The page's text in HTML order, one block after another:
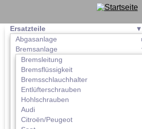
Ersatzteile
Abgasanlage
Bremsanlage
Bremsleitung
Bremsflüssigkeit
Bremsschlauchhalter
Entlüfterschrauben
Hohlschrauben
Audi
Citroën/Peugeot